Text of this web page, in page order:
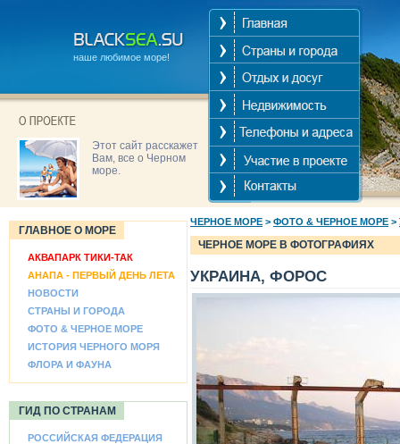
наше любимое море!
Этот сайт расскажет
Вам, все о Черном
море.
ГЛАВНОЕ О МОРЕ
АКВАПАРК ТИКИ-ТАК
АНАПА - ПЕРВЫЙ ДЕНЬ ЛЕТА
НОВОСТИ
СТРАНЫ И ГОРОДА
ФОТО & ЧЕРНОЕ МОРЕ
ИСТОРИЯ ЧЕРНОГО МОРЯ
ФЛОРА И ФАУНА
ГИД ПО СТРАНАМ
РОССИЙСКАЯ ФЕДЕРАЦИЯ
ЧЕРНОЕ МОРЕ > ФОТО & ЧЕРНОЕ МОРЕ >
ЧЕРНОЕ МОРЕ В ФОТОГРАФИЯХ
УКРАИНА, ФОРОС